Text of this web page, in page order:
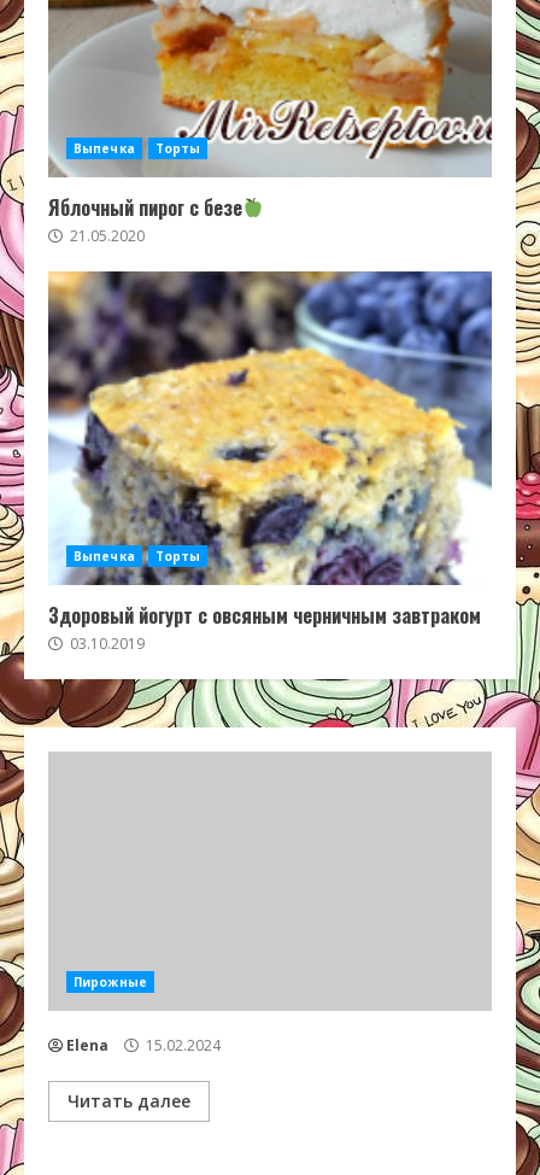
Выпечка Торты
Яблочный пирог с безе
21.05.2020
Выпечка Торты
Здоровый йогурт с овсяным черничным завтраком
03.10.2019
Пирожные
Elena 15.02.2024
Читать далее